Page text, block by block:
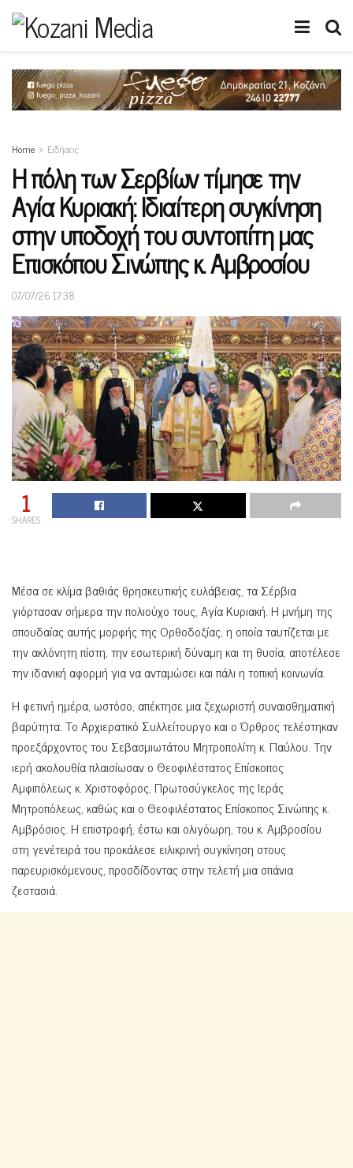
Home Ειδήσεις
Η πόλη των Σερβίων τίμησε την
Αγία Κυριακή: Ιδιαίτερη συγκίνηση
στην υποδοχή του συντοπίτη μας
Επισκόπου Σινώπης κ. Αμβροσίου
07/07/26 17:38
1
SHARES
Μέσα σε κλίμα βαθιάς θρησκευτικής ευλάβειας, τα Σέρβια
γιόρτασαν σήμερα την πολιούχο τους, Αγία Κυριακή. Η μνήμη της
σπουδαίας αυτής μορφής της Ορθοδοξίας, η οποία ταυτίζεται με
την ακλόνητη πίστη, την εσωτερική δύναμη και τη θυσία, αποτέλεσε
την ιδανική αφορμή για να ανταμώσει και πάλι η τοπική κοινωνία.
Η φετινή ημέρα, ωστόσο, απέκτησε μια ξεχωριστή συναισθηματική
βαρύτητα. Το Αρχιερατικό Συλλείτουργο και ο Όρθρος τελέστηκαν
προεξάρχοντος του Σεβασμιωτάτου Μητροπολίτη κ. Παύλου. Την
ιερή ακολουθία πλαισίωσαν ο Θεοφιλέστατος Επίσκοπος
Αμφιπόλεως κ. Χριστοφόρος, Πρωτοσύγκελος της Ιεράς
Μητροπόλεως, καθώς και ο Θεοφιλέστατος Επίσκοπος Σινώπης κ.
Αμβρόσιος. Η επιστροφή, έστω και ολιγόωρη, του κ. Αμβροσίου
στη γενέτειρά του προκάλεσε ειλικρινή συγκίνηση στους
παρευρισκόμενους, προσδίδοντας στην τελετή μια σπάνια
ζεστασιά.